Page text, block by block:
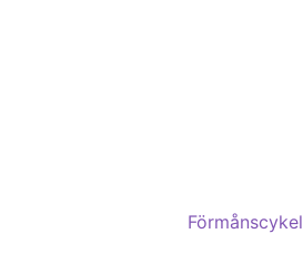
Förmånscykel